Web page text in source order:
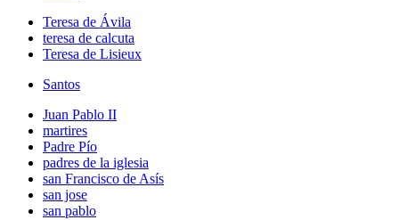
Teresa de Ávila
teresa de calcuta
Teresa de Lisieux
Santos
Juan Pablo II
martires
Padre Pío
padres de la iglesia
san Francisco de Asís
san jose
san pablo